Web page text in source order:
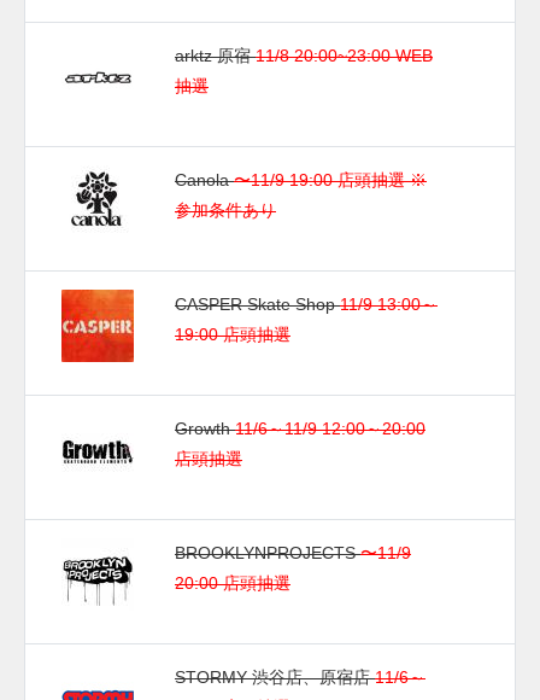
arktz 原宿11/8 20:00~23:00 WEB
抽選
Canola〜11/9 19:00 店頭抽選 ※
参加条件あり
CASPER Skate Shop11/9 13:00～
19:00 店頭抽選
Growth11/6～11/9 12:00～20:00
店頭抽選
BROOKLYNPROJECTS〜11/9
20:00 店頭抽選
STORMY 渋谷店、原宿店11/6～